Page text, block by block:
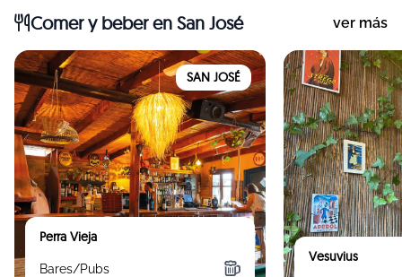
Comer y beberen San José ver más
SAN JOSÉ
Perra Vieja
Bares/Pubs
Vesuvius